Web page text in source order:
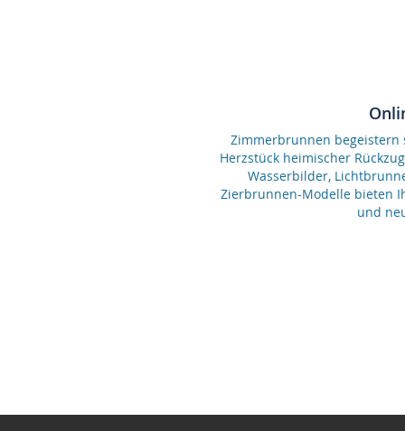
Zimmerbrunnen begeistern
Herzstück heimischer
Wasserbilder,
Zierbrunnen-Modelle bieten
und